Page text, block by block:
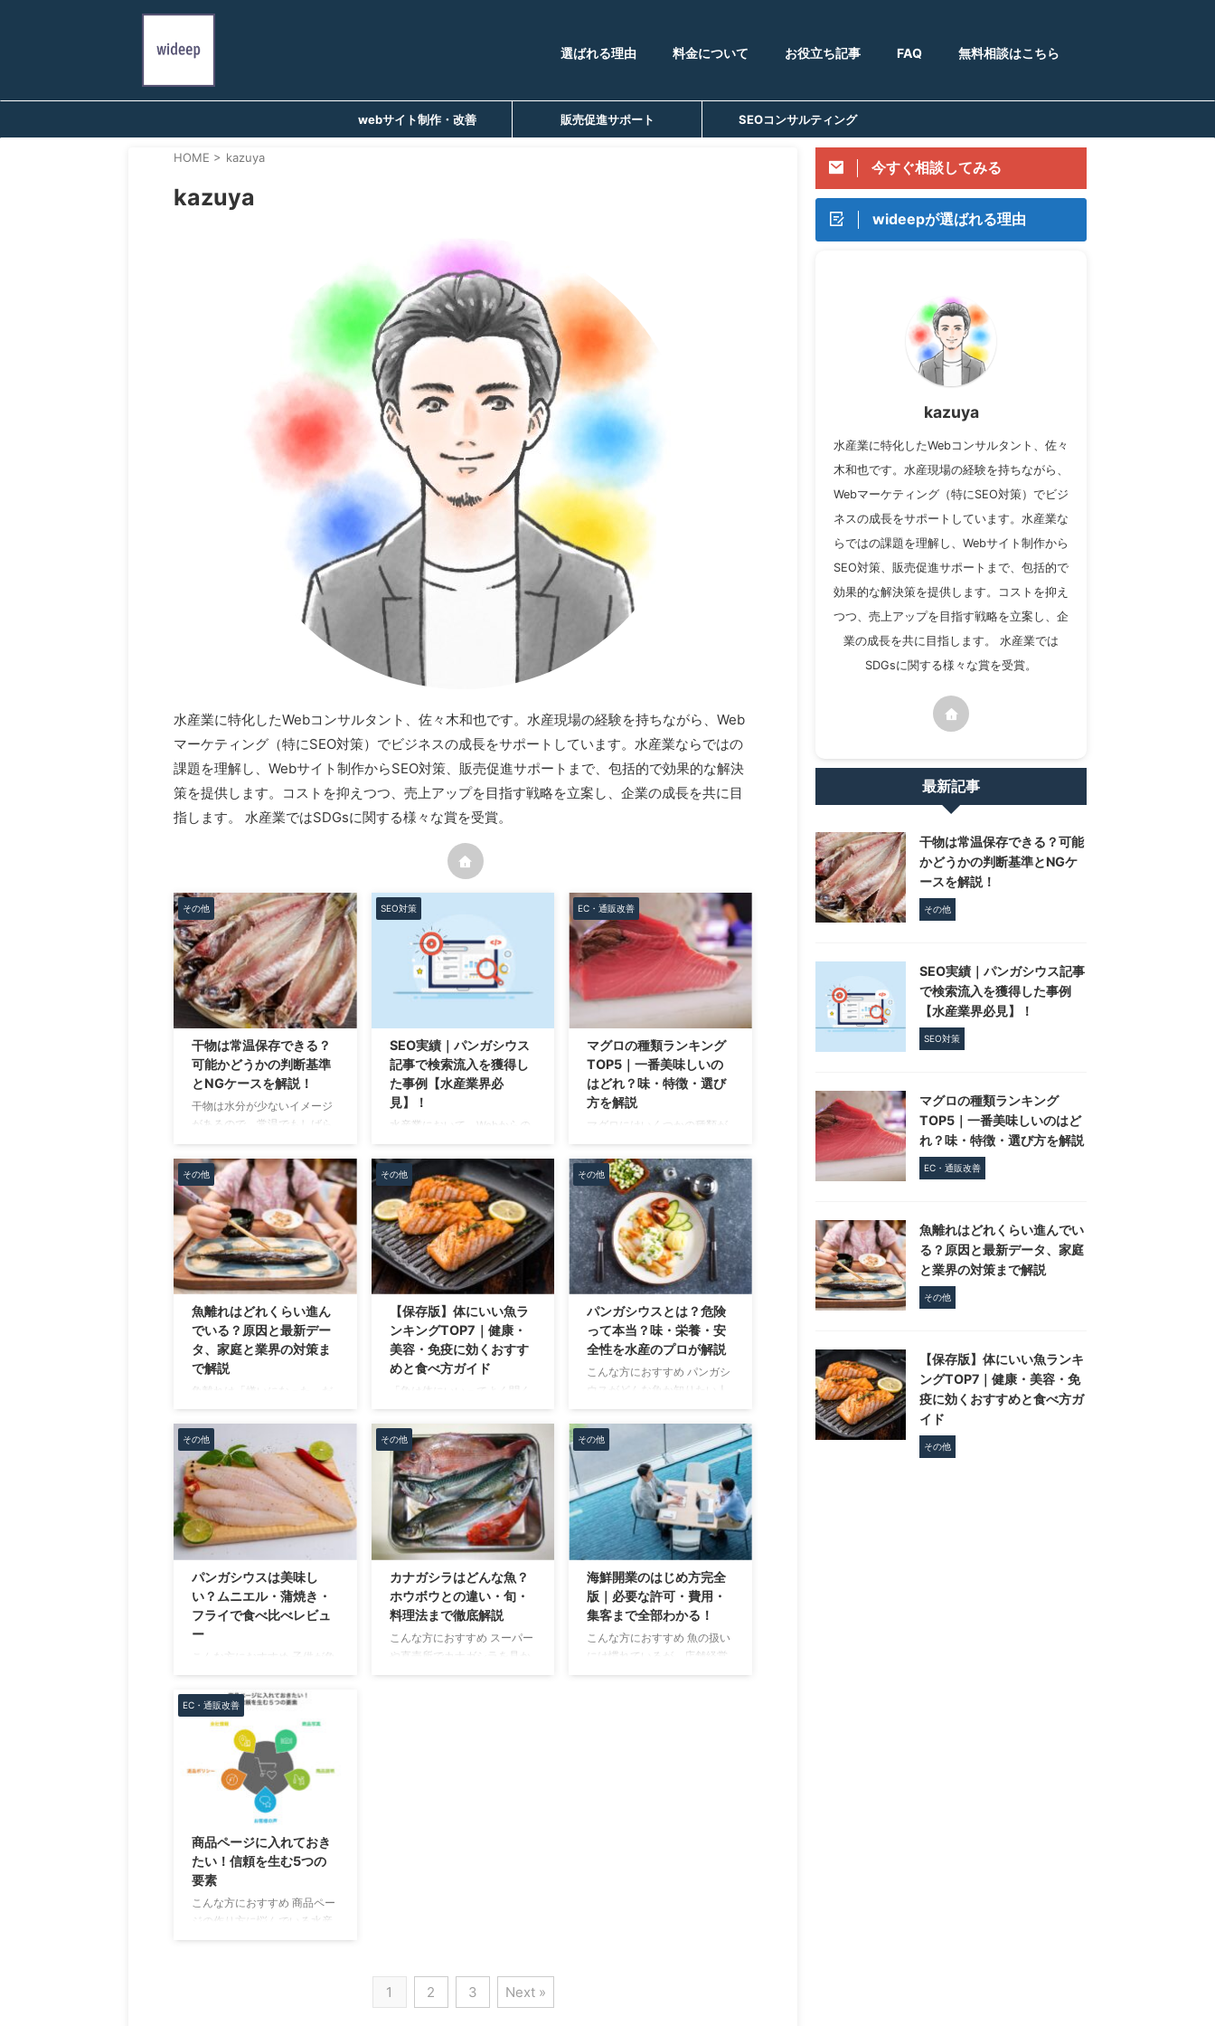
選ばれる理由 料金について お役立ち記事 FAQ 無料相談はこちら
webサイト制作・改善 販売促進サポート SEOコンサルティング
HOME > kazuya
kazuya
水産業に特化したWebコンサルタント、佐々木和也です。水産現場の経験を持ちながら、Web
マーケティング（特にSEO対策）でビジネスの成長をサポートしています。水産業ならではの
課題を理解し、Webサイト制作からSEO対策、販売促進サポートまで、包括的で効果的な解決
策を提供します。コストを抑えつつ、売上アップを目指す戦略を立案し、企業の成長を共に目
指します。 水産業ではSDGsに関する様々な賞を受賞。
その他
干物は常温保存できる？
可能かどうかの判断基準
とNGケースを解説！
干物は水分が少ないイメージ
があるので、常温でもしばら
です。 ですが、実際は「全部
の干物が常温OK」というわけ
ではありません。 商品によっ
ては常温保存できるものもあ
りますが、要冷蔵の干物や、
保存方法がはっきりしない干
物を常温で置くのはリスクが
あります。 私は水産メーカー
で実際に干物の製造・販売に
関わってきましたが、保存状
態や製造時期・工程によって
品質が大きく変わるのを現場
で見てきました。 この記事で
やすく整理しながら、迷った
ときの ...
SEO対策
SEO実績｜パンガシウス
記事で検索流入を獲得し
た事例【水産業界必
見】！
水産業において、Webからの
は多いと思います。 特にSEO
は「検索されない」「問い合
わせにつながらない」といっ
た課題を抱えがちです。 本記
事では、実際に「パンガシウ
ス」というキーワードで検索
流入を獲得した事例をもと
に、どのような設計でSEOを
行ったのかを解説します。 水
産業でも再現できる内容に絞
っているため、Web集客を強
化したい方の参考になればと
思います。 パンガシウス記事
で作成した「パンガシウス」
に関する記事のSEO実 ...
EC・通販改善
マグロの種類ランキング
TOP5｜一番美味しいの
はどれ？味・特徴・選び
方を解説
マグロにはいくつかの種類が
味しいのか」「結局どれを選
べばいいのか」で迷う人は多
いです。 本マグロやミナミマ
グロなど名前は聞いたことが
あっても、味や違いまではよ
くわからないという人も多い
のではないでしょうか。 さら
に、刺身や寿司など用途別の
選び方も紹介しているので、
自分に合ったマグロがすぐに
わかるようになります。 マグ
ロの種類ランキングTOP5 マ
グロにはいくつかの種類があ
いのか」で迷う人は多いで
す。 そこで今回は、味の満足
度（脂 ...
その他
魚離れはどれくらい進ん
でいる？原因と最新デー
タ、家庭と業界の対策ま
で解説
魚離れは「嫌いになった」だ
白書データを見ると、魚は長
期で減り、2011年度に肉が魚
を上回りました。 この記事で
は、データで現状を確認し、
理由を“生活者”と“構造”の両面
で整理します。 最後に、家庭
と業界それぞれが今日からで
きる対策までまとめます。 魚
離れはどれくらい進んでい
る？【最新データで確認】 日
本で「魚離れ」がどれくらい
の消費がどう変わってきたか
をわかりやすく説明しま ...
その他
【保存版】体にいい魚ラ
ンキングTOP7｜健康・
美容・免疫に効くおすす
めと食べ方ガイド
「魚は体にいいってよく聞く
いの？」 そんな疑問を持っ
ている方、多いのではないで
しょうか。 この記事では、体
にいい魚をランキング形式で
7種類ご紹介しながら、 ・悩
み別におすすめの魚 ・栄養
を逃さない食べ方のコツ ・
家族全員に安心して食べても
らうポイント などもわかり
やすくまとめました！ 明日の
ごはんにすぐ役立つ内容にな
読んでみてくださいね。 【最
その他
パンガシウスとは？危険
って本当？味・栄養・安
全性を水産のプロが解説
こんな方におすすめ パンガシ
ウスがどんな魚か知りたい人
いる人 水産・飲食業界でパン
ガシウスの活用を考えている
人 パンガシウスってどんな
魚？ ￼ パンガシウスは、東南
アジアを中心に広く養殖され
ているナマズの仲間です。 白
身で味のクセがなく、骨も少
ないため、フライやムニエル
など色んな料理に使いやすい
のが特徴です。 最近では日本
でもスーパーや外食チェーン
などで見かけるようになり、
注目度が高まっています！ 栄
その他
パンガシウスは美味し
い？ムニエル・蒲焼き・
フライで食べ比べレビュ
ー
こんな方におすすめ 子供が魚
さん 安くて調理しやすい魚を
探している節約志向の家庭 パ
ンガシウスの販売方法に悩ん
でいる人 パンガシウスはクセ
が少なく、さまざまな料理に
使える白身魚として注目され
ています。 でも「本当に美味
しいの？」「子供でも食べら
れるの？」と気になる人も多
いはず。 そこで今回は、パン
ガシウスを ムニエル・蒲焼
て実食しました。
その他
カナガシラはどんな魚？
ホウボウとの違い・旬・
料理法まで徹底解説
こんな方におすすめ スーパー
や直売所でカナガシラを見か
る場 ...
その他
海鮮開業のはじめ方完全
版｜必要な許可・費用・
集客まで全部わかる！
こんな方におすすめ 魚の扱い
には慣れているが、店舗経営
EC・通販改善
商品ページに入れておき
たい！信頼を生む5つの
要素
こんな方におすすめ 商品ペー
ジの作り方に悩んでいる水産
1 2 3 Next »
今すぐ相談してみる
wideepが選ばれる理由
kazuya
水産業に特化したWebコンサルタント、佐々
木和也です。水産現場の経験を持ちながら、
Webマーケティング（特にSEO対策）でビジ
ネスの成長をサポートしています。水産業な
らではの課題を理解し、Webサイト制作から
SEO対策、販売促進サポートまで、包括的で
効果的な解決策を提供します。コストを抑え
つつ、売上アップを目指す戦略を立案し、企
業の成長を共に目指します。 水産業では
SDGsに関する様々な賞を受賞。
最新記事
干物は常温保存できる？可能
かどうかの判断基準とNGケ
ースを解説！
その他
SEO実績｜パンガシウス記事
で検索流入を獲得した事例
【水産業界必見】！
SEO対策
マグロの種類ランキング
TOP5｜一番美味しいのはど
れ？味・特徴・選び方を解説
EC・通販改善
魚離れはどれくらい進んでい
る？原因と最新データ、家庭
と業界の対策まで解説
その他
【保存版】体にいい魚ランキ
ングTOP7｜健康・美容・免
疫に効くおすすめと食べ方ガ
イド
その他